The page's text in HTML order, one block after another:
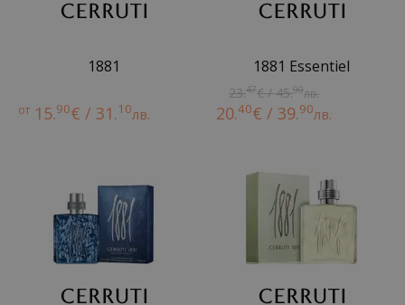
1881
от 15.90€ / 31.10лв.
1881 Essentiel
23.47€ / 45.90лв.
20.40€ / 39.90лв.